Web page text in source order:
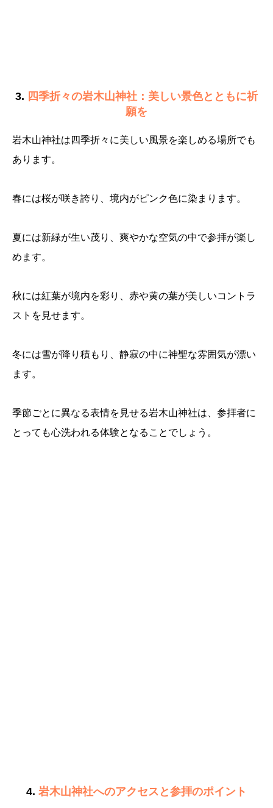
3. 四季折々の岩木山神社：美しい景色とともに祈
願を
岩木山神社は四季折々に美しい風景を楽しめる場所でも
あります。
春には桜が咲き誇り、境内がピンク色に染まります。
夏には新緑が生い茂り、爽やかな空気の中で参拝が楽し
めます。
秋には紅葉が境内を彩り、赤や黄の葉が美しいコントラ
ストを見せます。
冬には雪が降り積もり、静寂の中に神聖な雰囲気が漂い
ます。
季節ごとに異なる表情を見せる岩木山神社は、参拝者に
とっても心洗われる体験となることでしょう。
4. 岩木山神社へのアクセスと参拝のポイント